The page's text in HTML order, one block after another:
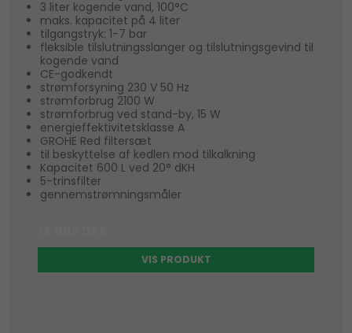
3 liter kogende vand, 100°C
maks. kapacitet på 4 liter
tilgangstryk: 1-7 bar
fleksible tilslutningsslanger og tilslutningsgevind til
kogende vand
CE-godkendt
strømforsyning 230 V 50 Hz
strømforbrug 2100 W
strømforbrug ved stand-by, 15 W
energieffektivitetsklasse A
GROHE Red filtersæt
til beskyttelse af kedlen mod tilkalkning
Kapacitet 600 L ved 20° dKH
5-trinsfilter
gennemstrømningsmåler
VIS PRODUKT